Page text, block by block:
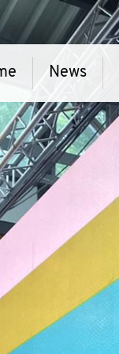
News